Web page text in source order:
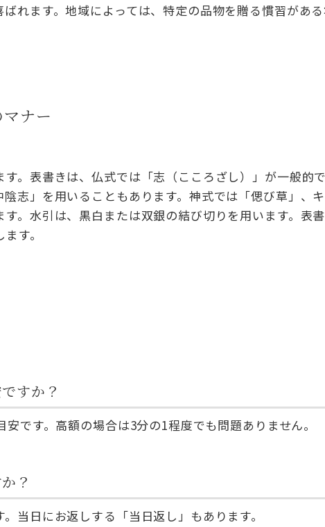
れます。地域によっては、特定の品物を贈る慣習があ
ナー
。表書きは、仏式では「志（こころざし）」が一般的
志」を用いることもあります。神式では「偲び草」、
。水引は、黒白または双銀の結び切りを用います。表
す。
すか？
です。高額の場合は3分の1程度でも問題ありません。
？
当日にお返しする「当日返し」もあります。